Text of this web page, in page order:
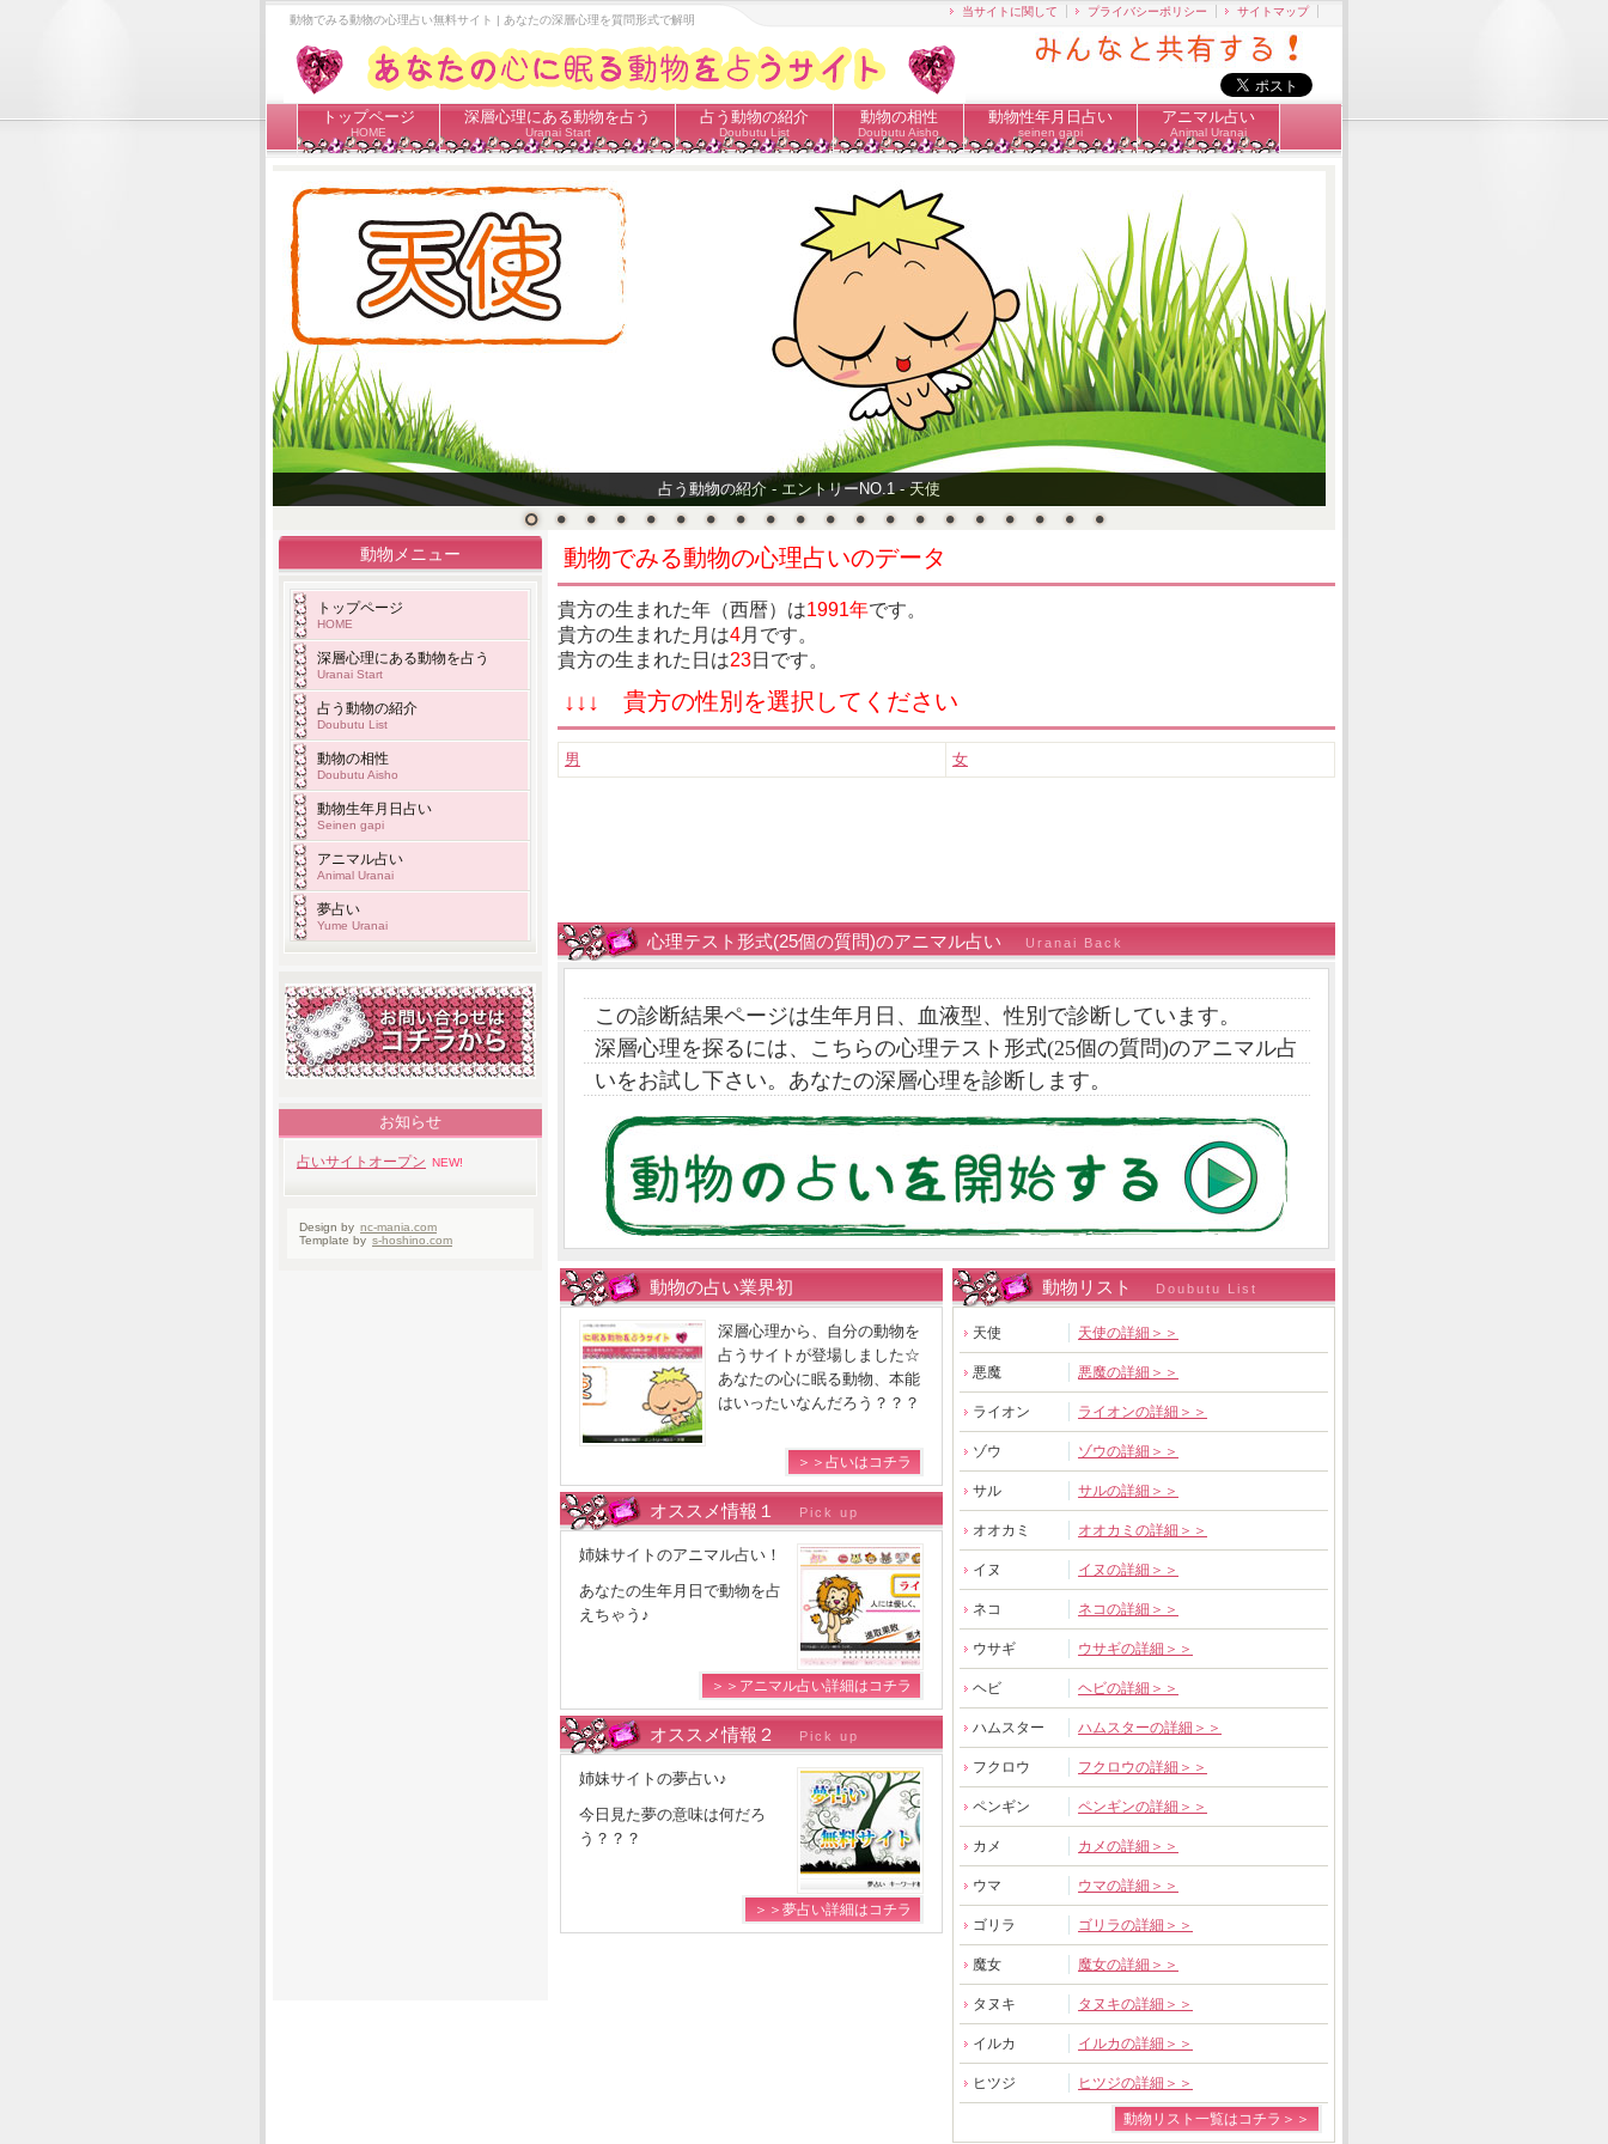
動物でみる動物の心理占い無料サイト | あなたの深層心理を質問形式で解明
当サイトに関して プライバシーポリシー サイトマップ
トップページ
HOME
深層心理にある動物を占う
Uranai Start
占う動物の紹介
Doubutu List
動物の相性
Doubutu Aisho
動物性年月日占い
seinen gapi
アニマル占い
Animal Uranai
占う動物の紹介 - エントリーNO.1 - 天使
動物でみる動物の心理占いのデータ
貴方の生まれた年（西暦）は1991年です。
貴方の生まれた月は4月です。
貴方の生まれた日は23日です。
↓↓↓ 貴方の性別を選択してください
男 女
心理テスト形式(25個の質問)のアニマル占い Uranai Back
この診断結果ページは生年月日、血液型、性別で診断しています。
深層心理を探るには、こちらの心理テスト形式(25個の質問)のアニマル占
いをお試し下さい。あなたの深層心理を診断します。
動物の占い業界初
深層心理から、自分の動物を
占うサイトが登場しました☆
あなたの心に眠る動物、本能
はいったいなんだろう？？？
＞＞占いはコチラ
オススメ情報１ Pick up
姉妹サイトのアニマル占い！
あなたの生年月日で動物を占
えちゃう♪
＞＞アニマル占い詳細はコチラ
オススメ情報２ Pick up
姉妹サイトの夢占い♪
今日見た夢の意味は何だろ
う？？？
＞＞夢占い詳細はコチラ
動物リスト Doubutu List
天使 天使の詳細＞＞
悪魔 悪魔の詳細＞＞
ライオン ライオンの詳細＞＞
ゾウ ゾウの詳細＞＞
サル サルの詳細＞＞
オオカミ オオカミの詳細＞＞
イヌ イヌの詳細＞＞
ネコ ネコの詳細＞＞
ウサギ ウサギの詳細＞＞
ヘビ ヘビの詳細＞＞
ハムスター ハムスターの詳細＞＞
フクロウ フクロウの詳細＞＞
ペンギン ペンギンの詳細＞＞
カメ カメの詳細＞＞
ウマ ウマの詳細＞＞
ゴリラ ゴリラの詳細＞＞
魔女 魔女の詳細＞＞
タヌキ タヌキの詳細＞＞
イルカ イルカの詳細＞＞
ヒツジ ヒツジの詳細＞＞
動物リスト一覧はコチラ＞＞
動物メニュー
トップページ
HOME
深層心理にある動物を占う
Uranai Start
占う動物の紹介
Doubutu List
動物の相性
Doubutu Aisho
動物生年月日占い
Seinen gapi
アニマル占い
Animal Uranai
夢占い
Yume Uranai
お知らせ
占いサイトオープン NEW!
Design by nc-mania.com
Template by s-hoshino.com